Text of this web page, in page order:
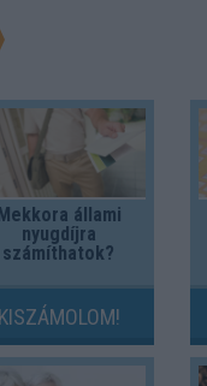
Mekkora állami
nyugdíjra
számíthatok?
KISZÁMOLOM!